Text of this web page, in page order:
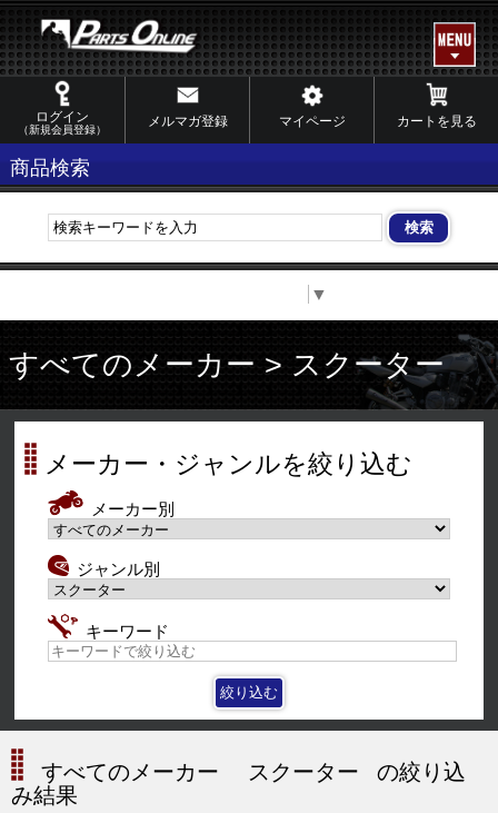
ログイン
（新規会員登録）
メルマガ登録 マイページ カートを見る
商品検索
▼
すべてのメーカー > スクーター
メーカー・ジャンルを絞り込む
メーカー別
ジャンル別
キーワード
すべてのメーカー スクーター
の絞り込
み結果